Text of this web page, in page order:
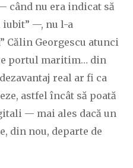
când nu era indicat să
—, nu l-a
Călin Georgescu atunci
portul maritim… din
real ar fi ca
astfel încât să poată
— mai ales dacă un
din nou, departe de